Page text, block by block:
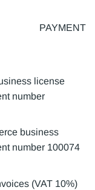
PAYMENT
license
number
business
number 100074
(VAT 10%)